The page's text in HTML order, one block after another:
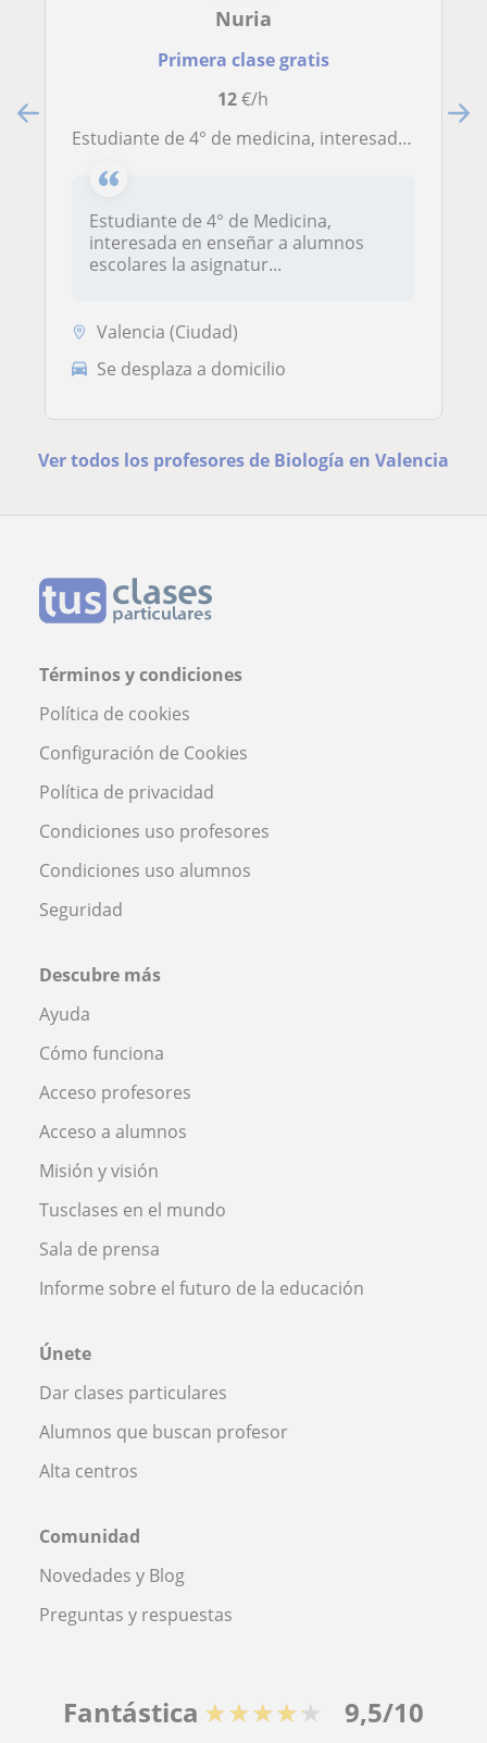
Nuria
Primera clase gratis
12€/h
Estudiante de 4° de medicina, interesada en enseñar a alumnos escolares la asignatura de biología
Estudiante de 4° de Medicina,
interesada en enseñar a alumnos
escolares la asignatur...
Valencia (Ciudad)
Se desplaza a domicilio
Ver todos los profesores de Biología en Valencia
Términos y condiciones
Política de cookies
Configuración de Cookies
Política de privacidad
Condiciones uso profesores
Condiciones uso alumnos
Seguridad
Descubre más
Ayuda
Cómo funciona
Acceso profesores
Acceso a alumnos
Misión y visión
Tusclases en el mundo
Sala de prensa
Informe sobre el futuro de la educación
Únete
Dar clases particulares
Alumnos que buscan profesor
Alta centros
Comunidad
Novedades y Blog
Preguntas y respuestas
Fantástica ★★★★★ 9,5/10